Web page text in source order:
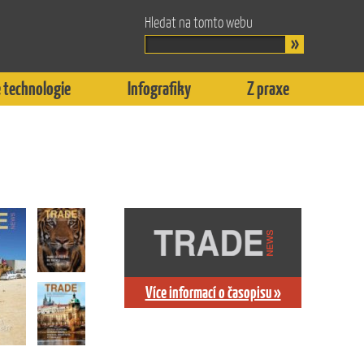
Hledat na tomto webu
technologie Infografiky Z praxe
Více informací o časopisu »